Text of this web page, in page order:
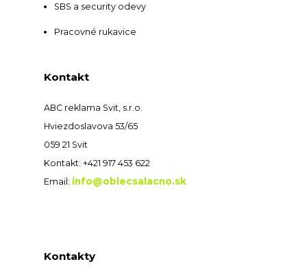
SBS a security odevy
Pracovné rukavice
Kontakt
ABC reklama Svit, s.r.o.
Hviezdoslavova 53/65
059 21 Svit
Kontakt: +421 917 453 622
Email: info@oblecsalacno.sk
Kontakty